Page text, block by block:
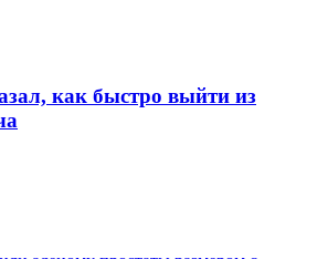
как быстро выйти из